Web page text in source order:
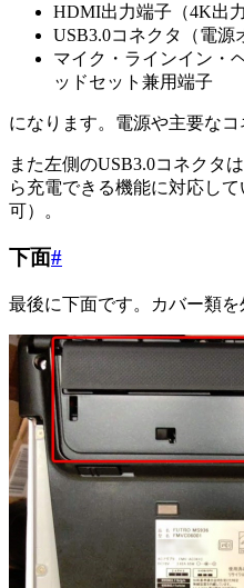
HDMI出力端子（4K出力
USB3.0コネクタ（電源
マイク・ラインイン・
ッドセット兼用端子
になります。電源や主要なコ
また左側のUSB3.0コネクタ
ら充電できる機能に対応し
可）。
下面#
最後に下面です。カバー類を